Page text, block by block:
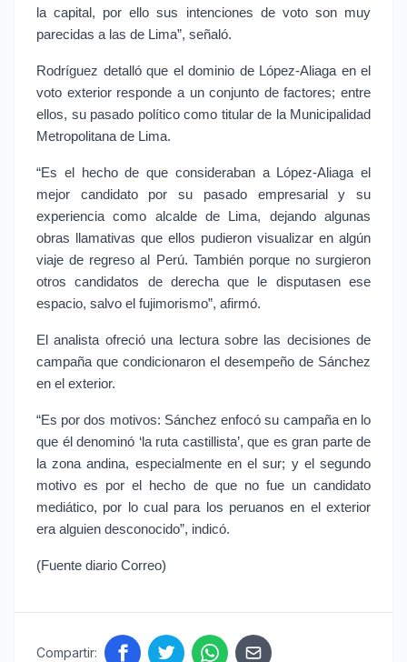
la capital, por ello sus intenciones de voto son muy
parecidas a las de Lima”, señaló.
Rodríguez detalló que el dominio de López-Aliaga en el
voto exterior responde a un conjunto de factores; entre
ellos, su pasado político como titular de la Municipalidad
Metropolitana de Lima.
“Es el hecho de que consideraban a López-Aliaga el
mejor candidato por su pasado empresarial y su
experiencia como alcalde de Lima, dejando algunas
obras llamativas que ellos pudieron visualizar en algún
viaje de regreso al Perú. También porque no surgieron
otros candidatos de derecha que le disputasen ese
espacio, salvo el fujimorismo”, afirmó.
El analista ofreció una lectura sobre las decisiones de
campaña que condicionaron el desempeño de Sánchez
en el exterior.
“Es por dos motivos: Sánchez enfocó su campaña en lo
que él denominó ‘la ruta castillista’, que es gran parte de
la zona andina, especialmente en el sur; y el segundo
motivo es por el hecho de que no fue un candidato
mediático, por lo cual para los peruanos en el exterior
era alguien desconocido”, indicó.
(Fuente diario Correo)
Compartir: